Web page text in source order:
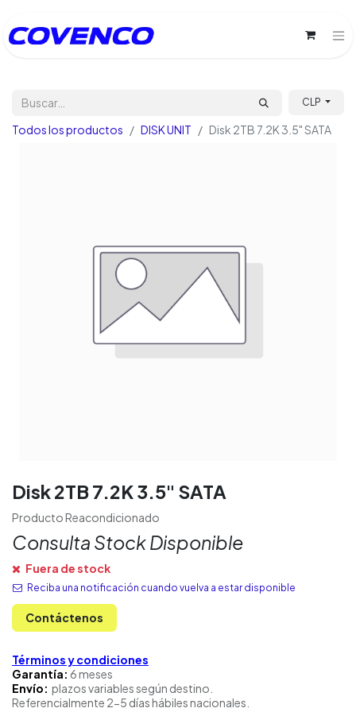
CLP
Todos los productos DISK UNIT Disk 2TB 7.2K 3.5" SATA
Disk 2TB 7.2K 3.5" SATA
Producto Reacondicionado
Consulta Stock Disponible
Fuera de stock
Reciba una notificación cuando vuelva a estar disponible
Contáctenos
Términos y condiciones
Garantía: 6 meses
Envío: plazos variables según destino.
Referencialmente 2-5 días hábiles nacionales.